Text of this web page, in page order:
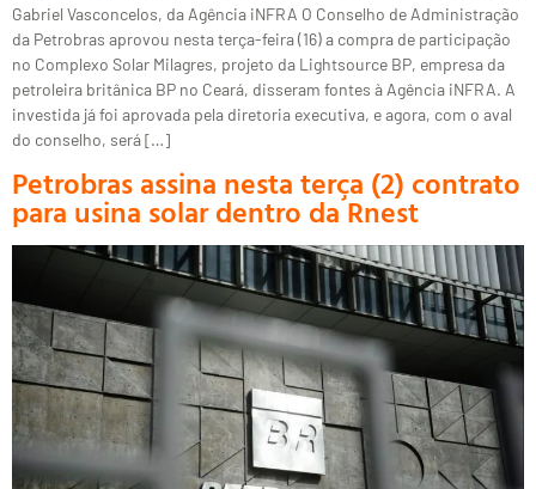
Gabriel Vasconcelos, da Agência iNFRA O Conselho de Administração
da Petrobras aprovou nesta terça-feira (16) a compra de participação
no Complexo Solar Milagres, projeto da Lightsource BP, empresa da
petroleira britânica BP no Ceará, disseram fontes à Agência iNFRA. A
investida já foi aprovada pela diretoria executiva, e agora, com o aval
do conselho, será […]
Petrobras assina nesta terça (2) contrato
para usina solar dentro da Rnest